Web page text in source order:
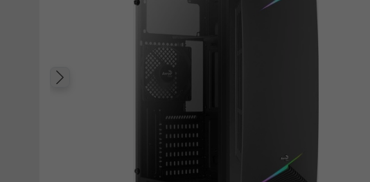
Poprzedni